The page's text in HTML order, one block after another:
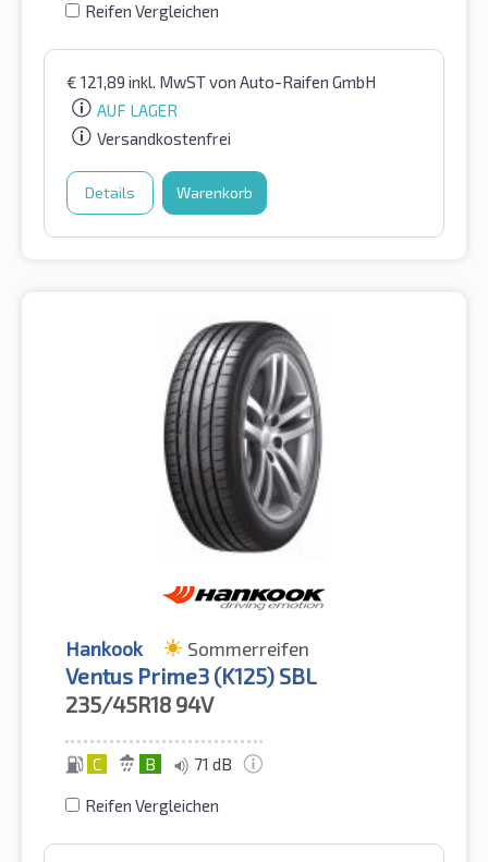
Reifen Vergleichen
€ 121,89 inkl. MwSTvon Auto-Raifen GmbH
AUF LAGER
Versandkostenfrei
Details Warenkorb
Hankook Sommerreifen
Ventus Prime3 (K125) SBL
235/45R18 94V
C B 71 dB
Reifen Vergleichen